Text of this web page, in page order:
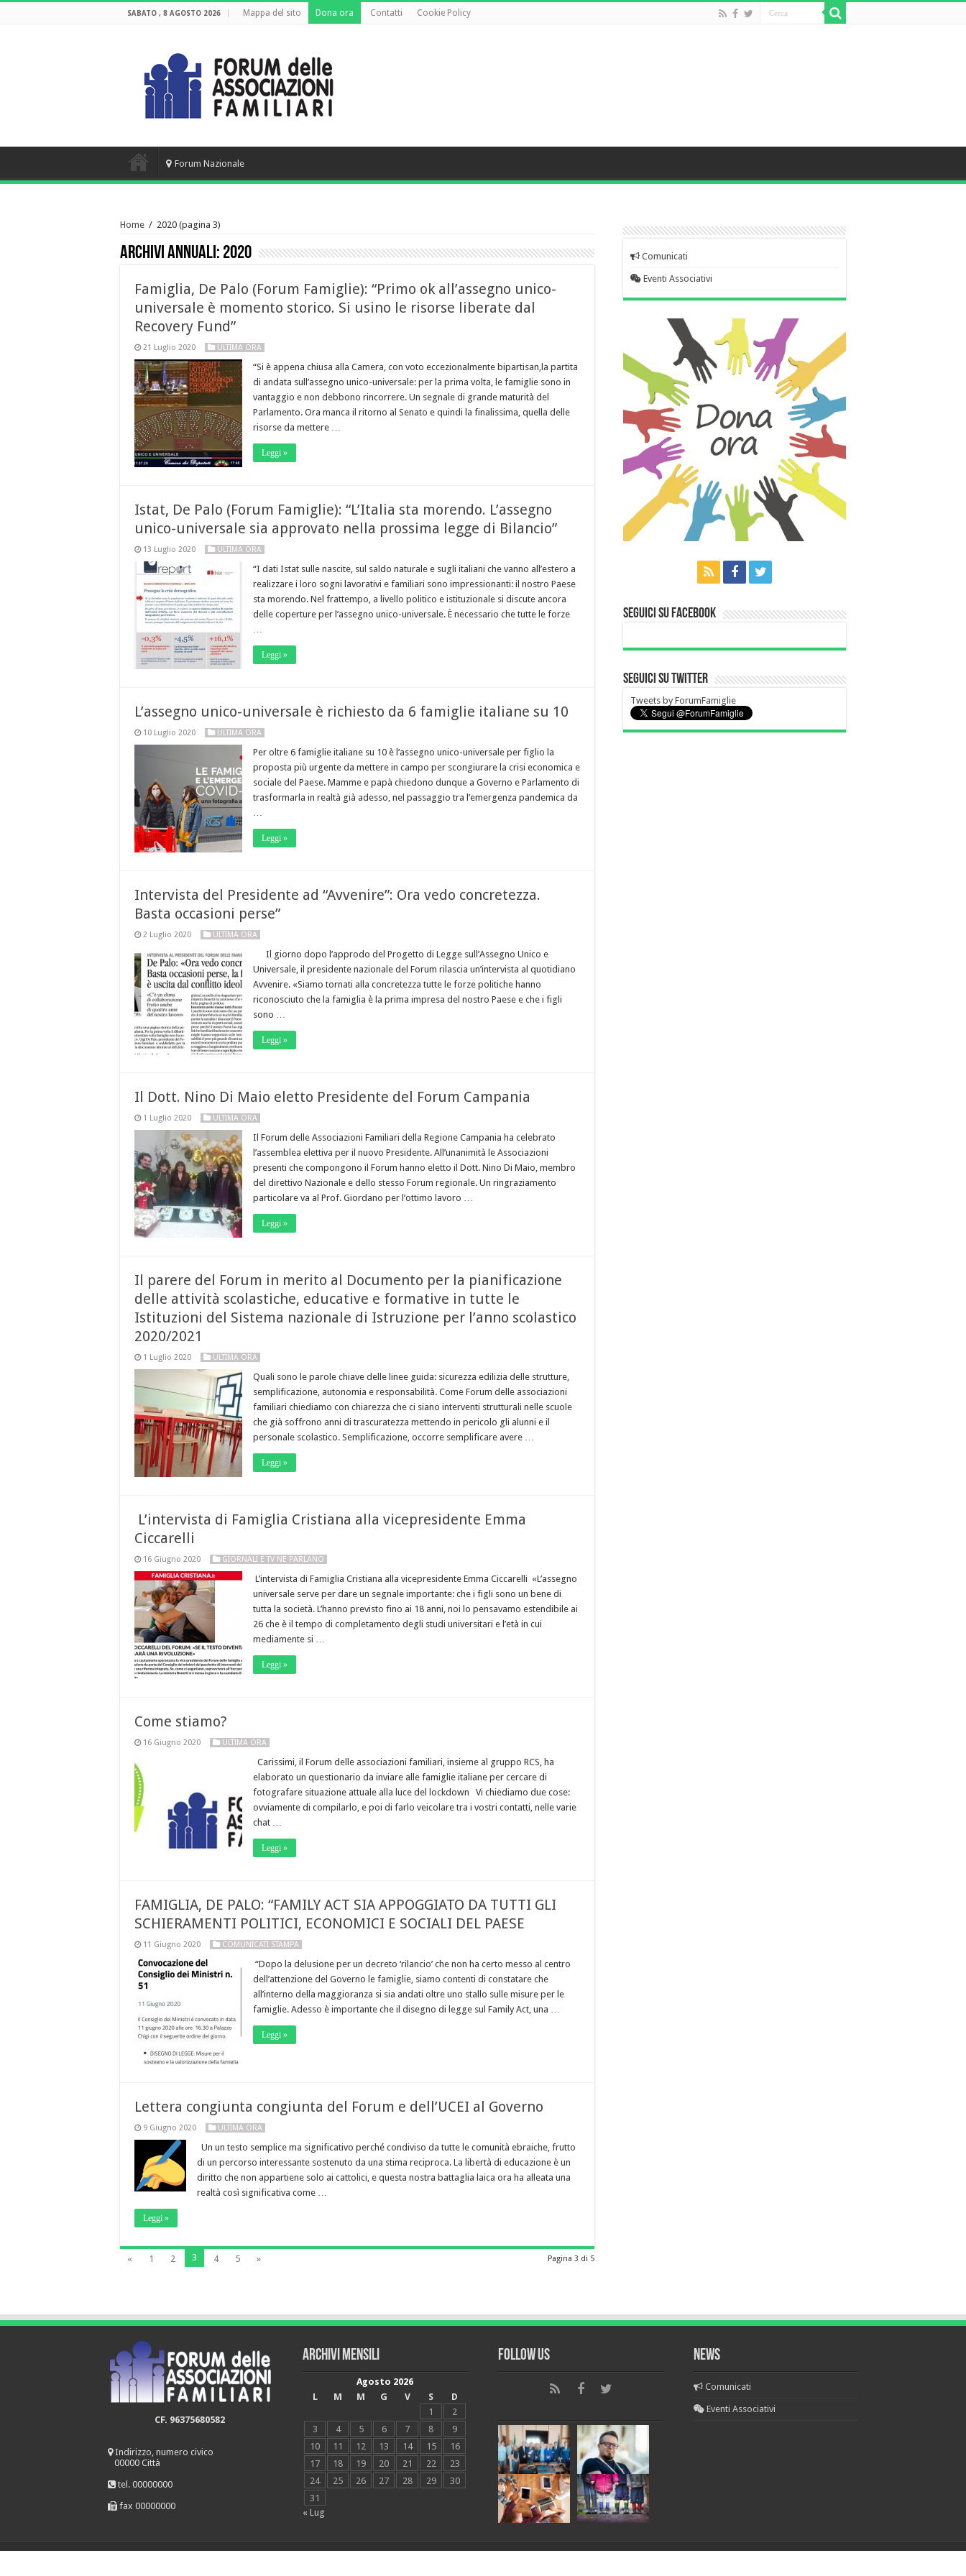
SABATO , 8 AGOSTO 2026 Mappa del sito Dona ora Contatti Cookie Policy
Forum Nazionale
Home / 2020 (pagina 3)
Archivi annuali: 2020
Famiglia, De Palo (Forum Famiglie): “Primo ok all’assegno unico-
universale è momento storico. Si usino le risorse liberate dal
Recovery Fund”
21 Luglio 2020 ULTIMA ORA
“Si è appena chiusa alla Camera, con voto eccezionalmente bipartisan,la partita
di andata sull’assegno unico-universale: per la prima volta, le famiglie sono in
vantaggio e non debbono rincorrere. Un segnale di grande maturità del
Parlamento. Ora manca il ritorno al Senato e quindi la finalissima, quella delle
risorse da mettere …
Leggi »
Istat, De Palo (Forum Famiglie): “L’Italia sta morendo. L’assegno
unico-universale sia approvato nella prossima legge di Bilancio”
13 Luglio 2020 ULTIMA ORA
“I dati Istat sulle nascite, sul saldo naturale e sugli italiani che vanno all’estero a
realizzare i loro sogni lavorativi e familiari sono impressionanti: il nostro Paese
sta morendo. Nel frattempo, a livello politico e istituzionale si discute ancora
delle coperture per l’assegno unico-universale. È necessario che tutte le forze
…
Leggi »
L’assegno unico-universale è richiesto da 6 famiglie italiane su 10
10 Luglio 2020 ULTIMA ORA
Per oltre 6 famiglie italiane su 10 è l’assegno unico-universale per figlio la
proposta più urgente da mettere in campo per scongiurare la crisi economica e
sociale del Paese. Mamme e papà chiedono dunque a Governo e Parlamento di
trasformarla in realtà già adesso, nel passaggio tra l’emergenza pandemica da
…
Leggi »
Intervista del Presidente ad “Avvenire”: Ora vedo concretezza.
Basta occasioni perse”
2 Luglio 2020 ULTIMA ORA
Il giorno dopo l’approdo del Progetto di Legge sull’Assegno Unico e
Universale, il presidente nazionale del Forum rilascia un’intervista al quotidiano
Avvenire. «Siamo tornati alla concretezza tutte le forze politiche hanno
riconosciuto che la famiglia è la prima impresa del nostro Paese e che i figli
sono …
Leggi »
Il Dott. Nino Di Maio eletto Presidente del Forum Campania
1 Luglio 2020 ULTIMA ORA
Il Forum delle Associazioni Familiari della Regione Campania ha celebrato
l’assemblea elettiva per il nuovo Presidente. All’unanimità le Associazioni
presenti che compongono il Forum hanno eletto il Dott. Nino Di Maio, membro
del direttivo Nazionale e dello stesso Forum regionale. Un ringraziamento
particolare va al Prof. Giordano per l’ottimo lavoro …
Leggi »
Il parere del Forum in merito al Documento per la pianificazione
delle attività scolastiche, educative e formative in tutte le
Istituzioni del Sistema nazionale di Istruzione per l’anno scolastico
2020/2021
1 Luglio 2020 ULTIMA ORA
Quali sono le parole chiave delle linee guida: sicurezza edilizia delle strutture,
semplificazione, autonomia e responsabilità. Come Forum delle associazioni
familiari chiediamo con chiarezza che ci siano interventi strutturali nelle scuole
che già soffrono anni di trascuratezza mettendo in pericolo gli alunni e il
personale scolastico. Semplificazione, occorre semplificare avere …
Leggi »
L’intervista di Famiglia Cristiana alla vicepresidente Emma
Ciccarelli
16 Giugno 2020 GIORNALI E TV NE PARLANO
L’intervista di Famiglia Cristiana alla vicepresidente Emma Ciccarelli «L’assegno
universale serve per dare un segnale importante: che i figli sono un bene di
tutta la società. L’hanno previsto fino ai 18 anni, noi lo pensavamo estendibile ai
26 che è il tempo di completamento degli studi universitari e l’età in cui
mediamente si …
Leggi »
Come stiamo?
16 Giugno 2020 ULTIMA ORA
Carissimi, il Forum delle associazioni familiari, insieme al gruppo RCS, ha
elaborato un questionario da inviare alle famiglie italiane per cercare di
fotografare situazione attuale alla luce del lockdown Vi chiediamo due cose:
ovviamente di compilarlo, e poi di farlo veicolare tra i vostri contatti, nelle varie
chat …
Leggi »
FAMIGLIA, DE PALO: “FAMILY ACT SIA APPOGGIATO DA TUTTI GLI
SCHIERAMENTI POLITICI, ECONOMICI E SOCIALI DEL PAESE
11 Giugno 2020 COMUNICATI STAMPA
“Dopo la delusione per un decreto ‘rilancio’ che non ha certo messo al centro
dell’attenzione del Governo le famiglie, siamo contenti di constatare che
all’interno della maggioranza si sia andati oltre uno stallo sulle misure per le
famiglie. Adesso è importante che il disegno di legge sul Family Act, una …
Leggi »
Lettera congiunta congiunta del Forum e dell’UCEI al Governo
9 Giugno 2020 ULTIMA ORA
Un un testo semplice ma significativo perché condiviso da tutte le comunità ebraiche, frutto
di un percorso interessante sostenuto da una stima reciproca. La libertà di educazione è un
diritto che non appartiene solo ai cattolici, e questa nostra battaglia laica ora ha alleata una
realtà così significativa come …
Leggi »
Pagina 3 di 5
« 1 2 3 4 5 »
Comunicati
Eventi Associativi
Seguici su Facebook
Seguici su Twitter
Tweets by ForumFamiglie
CF. 96375680582
Indirizzo, numero civico
00000 Città
tel. 00000000
fax 00000000
Archivi mensili
Agosto 2026
L
M M G V S
D
1
2
3
4 5 6 7 8
9
10
11 12 13 14 15
16
17
18 19 20 21 22
23
24
25 26 27 28 29
30
31
« Lug
Follow Us News
Comunicati
Eventi Associativi